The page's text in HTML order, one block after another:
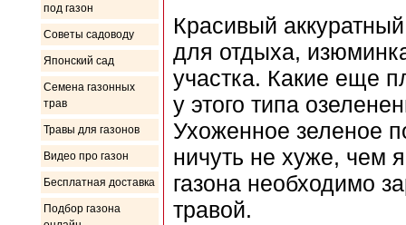
под газон
Советы садоводу
Японский сад
Семена газонных
трав
Травы для газонов
Видео про газон
Бесплатная доставка
Подбор газона
Красивый
для отдыха,
участка. Какие еще
у этого типа
Ухоженное зеленое
ничуть не хуже, чем
газона необходимо
травой.